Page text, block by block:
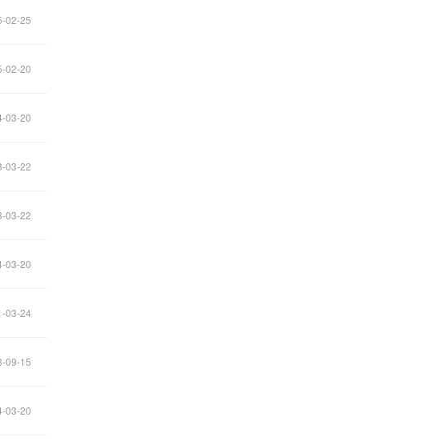
02-25
02-20
03-20
03-22
03-22
03-20
03-24
09-15
03-20